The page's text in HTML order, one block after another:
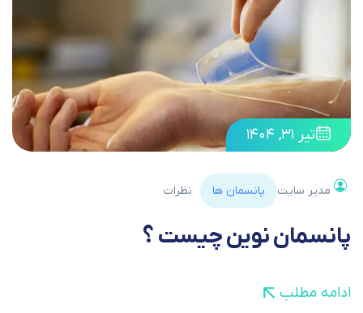
تیر ۳۱, ۱۴۰۴
مدیر سایت پانسمان ها نظرات
پانسمان نوین چیست ؟
ادامه مطلب